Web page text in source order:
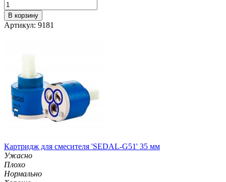
В корзину
Артикул: 9181
Картридж для смесителя 'SEDAL-G51' 35 мм
Ужасно
Плохо
Нормально